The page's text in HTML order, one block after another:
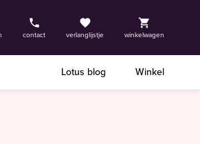
contact verlanglijstje winkelwagen
Lotus blog Winkel